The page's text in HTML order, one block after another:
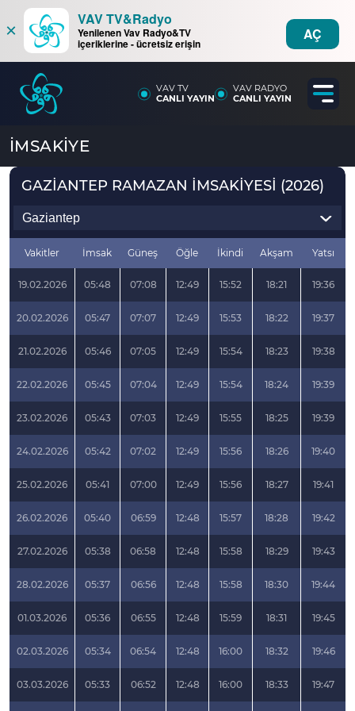
×
VAV TV&Radyo
Yenilenen Vav Radyo&TV
içeriklerine - ücretsiz erişin
AÇ
VAV TV
CANLI YAYIN
VAV RADYO
CANLI YAYIN
İMSAKİYE
GAZİANTEP RAMAZAN İMSAKİYESİ (2026)
Vakitler İmsak Güneş Öğle İkindi Akşam Yatsı
19.02.2026 05:48 07:08 12:49 15:52 18:21 19:36
20.02.2026 05:47 07:07 12:49 15:53 18:22 19:37
21.02.2026 05:46 07:05 12:49 15:54 18:23 19:38
22.02.2026 05:45 07:04 12:49 15:54 18:24 19:39
23.02.2026 05:43 07:03 12:49 15:55 18:25 19:39
24.02.2026 05:42 07:02 12:49 15:56 18:26 19:40
25.02.2026 05:41 07:00 12:49 15:56 18:27 19:41
26.02.2026 05:40 06:59 12:48 15:57 18:28 19:42
27.02.2026 05:38 06:58 12:48 15:58 18:29 19:43
28.02.2026 05:37 06:56 12:48 15:58 18:30 19:44
01.03.2026 05:36 06:55 12:48 15:59 18:31 19:45
02.03.2026 05:34 06:54 12:48 16:00 18:32 19:46
03.03.2026 05:33 06:52 12:48 16:00 18:33 19:47